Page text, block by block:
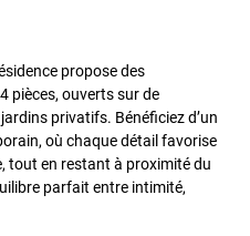
propose des
pièces, ouverts sur de
privatifs. Bénéficiez d’un
où chaque détail favorise
tout en restant à proximité du
parfait entre intimité,